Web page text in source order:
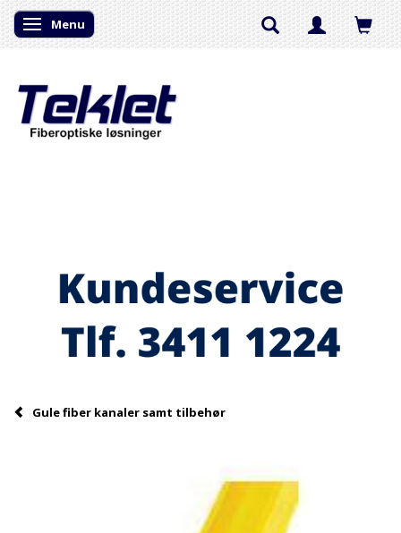
Skifte navigation
Menu
Gule fiber kanaler samt tilbehør